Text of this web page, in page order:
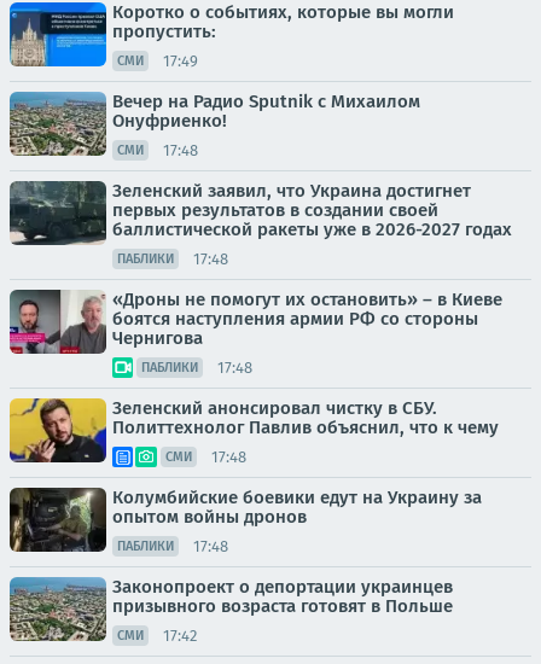
Коротко о событиях, которые вы могли
пропустить:
СМИ 17:49
Вечер на Радио Sputnik с Михаилом
Онуфриенко!
СМИ 17:48
Зеленский заявил, что Украина достигнет
первых результатов в создании своей
баллистической ракеты уже в 2026-2027 годах
ПАБЛИКИ 17:48
«Дроны не помогут их остановить» – в Киеве
боятся наступления армии РФ со стороны
Чернигова
ПАБЛИКИ 17:48
Зеленский анонсировал чистку в СБУ.
Политтехнолог Павлив объяснил, что к чему
СМИ 17:48
Колумбийские боевики едут на Украину за
опытом войны дронов
ПАБЛИКИ 17:48
Законопроект о депортации украинцев
призывного возраста готовят в Польше
СМИ 17:42